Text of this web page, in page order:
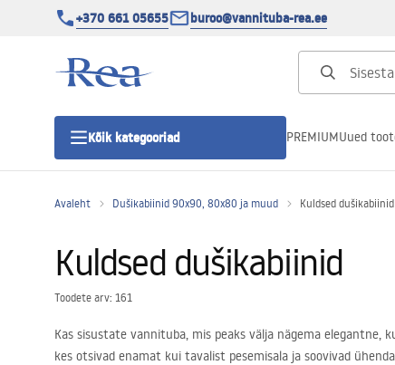
+370 661 05655 buroo@vannituba-rea.ee
Kõik kategooriad
Duši uks
PREMIUMUued
Avaleht Dušikabiinid 90x90, 80x80 ja muud Kuldsed dušikabiinid
Kuldsed dušikabiinid
Toodete arv: 161
Kas sisustate vannituba, mis peaks välja nägema elegantne,
kes otsivad enamat kui tavalist pesemisala ja soovivad